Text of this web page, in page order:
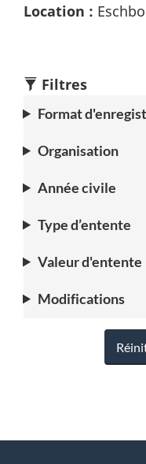
Location :
Filtres
Format
Organisation
Année civile
Type d’entente
Valeur d'entente
Modifications
D